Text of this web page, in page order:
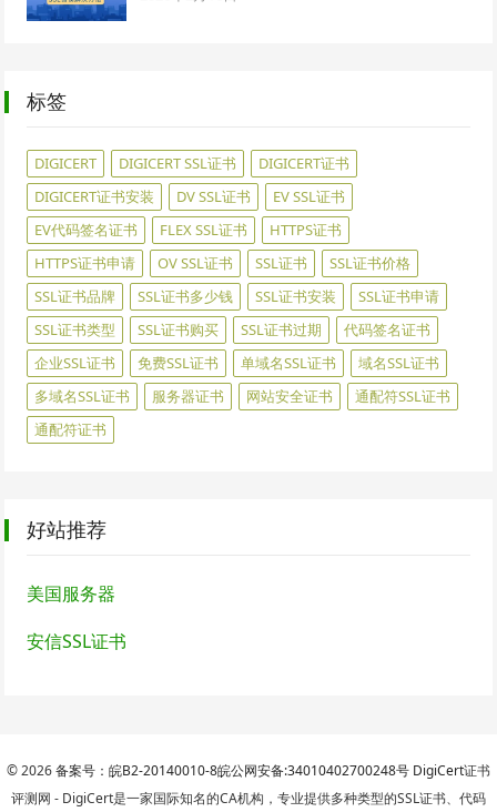
标签
DIGICERT DIGICERT SSL证书
DIGICERT证书
DIGICERT证书安装
DV SSL证书
EV SSL证书
EV代码签名证书
FLEX SSL证书
HTTPS证书
HTTPS证书申请
OV SSL证书 SSL证书
SSL证书价格
SSL证书品牌
SSL证书多少钱 SSL证书安装
SSL证书申请
SSL证书类型
SSL证书购买 SSL证书过期
代码签名证书
企业SSL证书
免费SSL证书 单域名SSL证书
域名SSL证书
多域名SSL证书
服务器证书 网站安全证书
通配符SSL证书
通配符证书
好站推荐
美国服务器
安信SSL证书
© 2026备案号：皖B2-20140010-8皖公网安备:34010402700248号 DigiCert证书
评测网 - DigiCert是一家国际知名的CA机构，专业提供多种类型的SSL证书、代码